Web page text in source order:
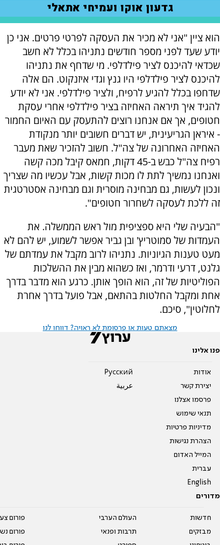
הוא ציין "אני לא מכיר את העסקה לפרטי פרטים. אני כן
יודע שעד לפני מספר חודשים נתניהו בכלל לא חשב
שכדאי להיכנס לציר פילדלפי. מי שדחף את נתניהו
להיכנס לציר פילדלפי היו גנץ וגדי איזנקוט. הם אלה
שדחפו בכלל להגיע לרפיח, ולציר פילדלפי. אני לא יודע
להגיד איך תיראה האחיזה בציר פילדלפי אחרי עסקת
חטופים, אך אם אנחנו רוצים להתעסק עם האיום החמור
- איראן הגריעינית, יש דברים חשובים יותר מנקודת
האחיזה האחרונה של צה"ל. חשוב להזכיר שאת מעבר
רפיח צה"ל כבש ב-45 דקות, חמאס קיבל מכה קשה
ואנחנו נמשיך לתת לו מכות קשות, אבל עכשיו מה שצריך
ונכון לעשות, גם מבחינה מוסרית וגם מבחינה אסטרטגית
זה ללכת לעסקה לשחרור חטופים".
"הבעיה שלי היא ספציפית מול ראש הממשלה. את
העמדות של סמוטריץ' ובן גביר אפשר לשמוע, יש להם לא
מעט טענות הגיוניות. נתניהו לרוב מקבל את עמדתם של
גלנט, דרעי ודרמר, ואז כשהוא מבין את ההשלכות
הפוליטיות של זה, הוא הופך אותן. כרגע הוא מדבר בדרך
אחת ומקבל החלטות בהתאם, אבל פועל בדרך אחרת
לחלוטין", סיכם.
מצאתם טעות או פרסומת לא ראויה? דווחו לנו
פנו אלינו
אודות
יצירת קשר
פרסמו אצלנו
תנאי שימוש
מדיניות פרטיות
הצהרת נגישות
המייל האדום
עברית
English
Pусский
عربية
מדורים
חדשות
מבזקים
העולם הערבי
תרבות ופנאי
פורום
פורום